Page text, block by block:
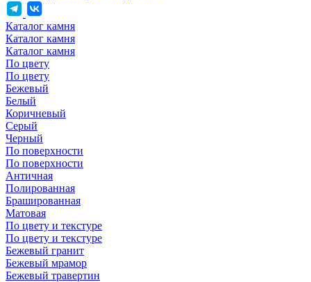
Каталог камня
Каталог камня
Каталог камня
По цвету
По цвету
Бежевый
Белый
Коричневый
Серый
Черный
По поверхности
По поверхности
Античная
Полированная
Брашированная
Матовая
По цвету и текстуре
По цвету и текстуре
Бежевый гранит
Бежевый мрамор
Бежевый травертин